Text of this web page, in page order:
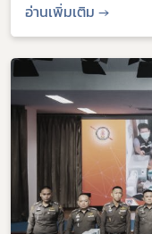
อ่านเพิ่มเติม →